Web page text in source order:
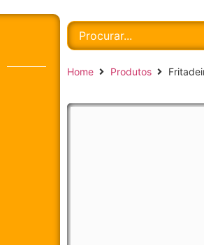
Home Produtos